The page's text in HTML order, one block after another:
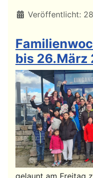
Details
Veröffentlicht:
bis 26.März
gelaunt am Freitag